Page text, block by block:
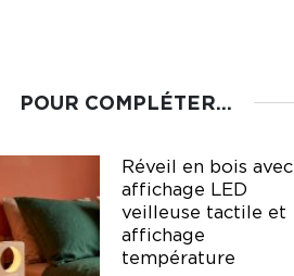
POUR COMPLÉTER...
Réveil en bois avec
affichage LED
veilleuse tactile et
affichage
température